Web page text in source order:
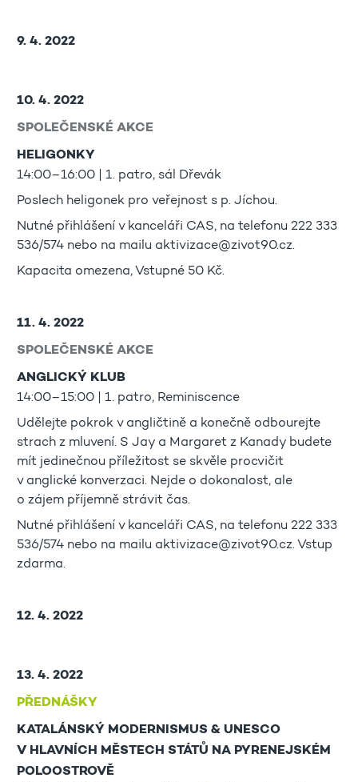
9. 4. 2022
10. 4. 2022
SPOLEČENSKÉ AKCE
HELIGONKY
14:00–16:00 | 1. patro, sál Dřevák
Poslech heligonek pro veřejnost s p. Jíchou.
Nutné přihlášení v kanceláři CAS, na telefonu 222 333
536/574 nebo na mailu aktivizace@zivot90.cz.
Kapacita omezena, Vstupné 50 Kč.
11. 4. 2022
SPOLEČENSKÉ AKCE
ANGLICKÝ KLUB
14:00–15:00 | 1. patro, Reminiscence
Udělejte pokrok v angličtině a konečně odbourejte
strach z mluvení. S Jay a Margaret z Kanady budete
mít jedinečnou příležitost se skvěle procvičit
v anglické konverzaci. Nejde o dokonalost, ale
o zájem příjemně strávit čas.
Nutné přihlášení v kanceláři CAS, na telefonu 222 333
536/574 nebo na mailu aktivizace@zivot90.cz. Vstup
zdarma.
12. 4. 2022
13. 4. 2022
PŘEDNÁŠKY
KATALÁNSKÝ MODERNISMUS & UNESCO
V HLAVNÍCH MĚSTECH STÁTŮ NA PYRENEJSKÉM
POLOOSTROVĚ